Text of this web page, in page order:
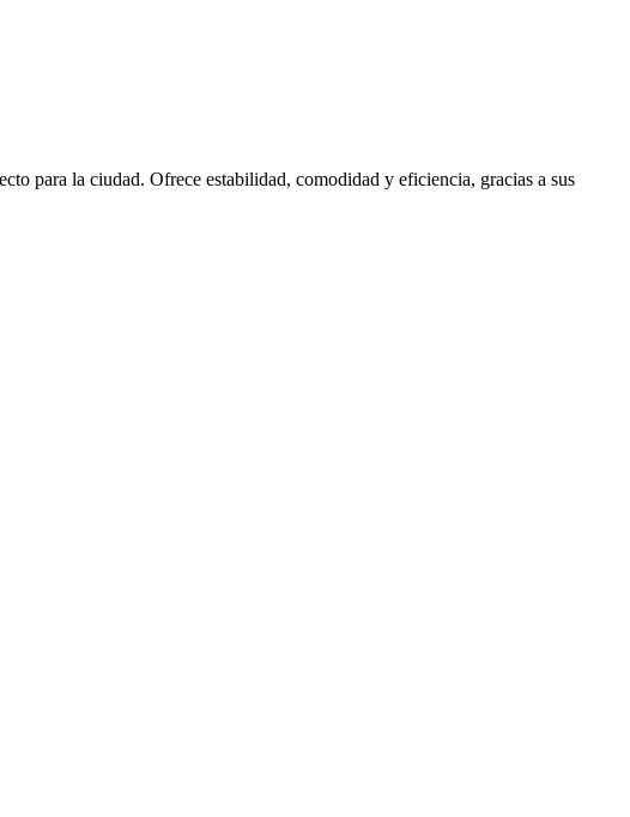
para la ciudad. Ofrece estabilidad, comodidad y eficiencia, gracias a sus